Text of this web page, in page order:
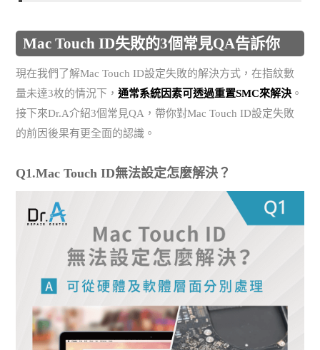
Mac Touch ID失敗的3個常見QA告訴你
現在我們了解Mac Touch ID設定失敗的解決方式，在指紋數
量未達3枚的情況下，通常系統因素可透過重置SMC來解決 。
接下來Dr.A介紹3個常見QA，帶你對Mac Touch ID設定失敗
的前因後果有更全面的認識。
Q1.Mac Touch ID無法設定怎麼解決？